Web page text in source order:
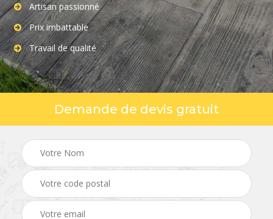
Artisan passionné
Prix imbattable
Travail de qualité
Demande de devis gratuit